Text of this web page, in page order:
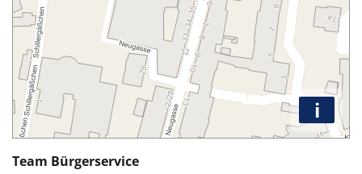
i
Team Bürgerservice